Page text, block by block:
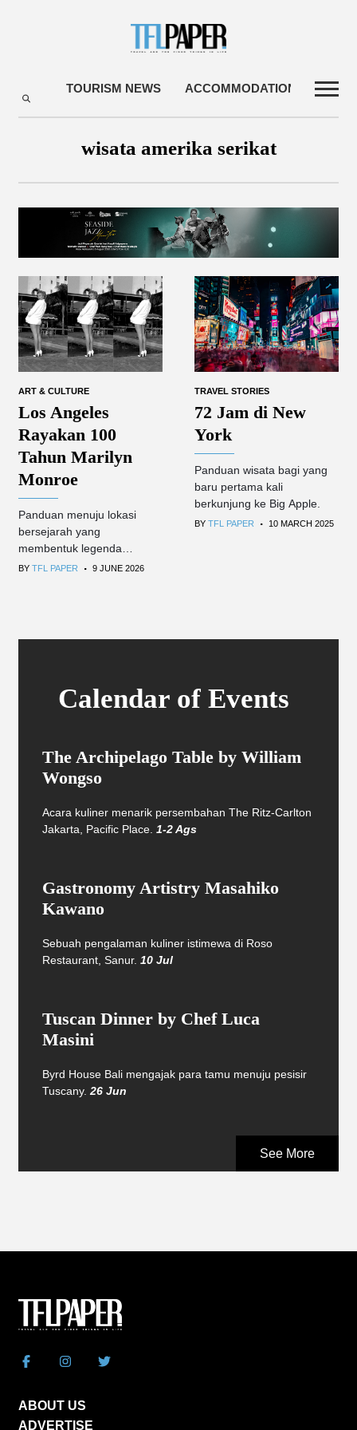
TOURISM NEWS ACCOMMODATIONS
wisata amerika serikat
ART & CULTURE
Los Angeles
Rayakan 100
Tahun Marilyn
Monroe
Panduan menuju lokasi
bersejarah yang
membentuk legenda
Hollywood paling ikonik.
BY TFL PAPER . 9 JUNE 2026
TRAVEL STORIES
72 Jam di New
York
Panduan wisata bagi yang
baru pertama kali
berkunjung ke Big Apple.
BY TFL PAPER . 10 MARCH 2025
Calendar of Events
The Archipelago Table by William
Wongso
Acara kuliner menarik persembahan The Ritz-Carlton
Jakarta, Pacific Place. 1-2 Ags
Gastronomy Artistry Masahiko
Kawano
Sebuah pengalaman kuliner istimewa di Roso
Restaurant, Sanur. 10 Jul
Tuscan Dinner by Chef Luca
Masini
Byrd House Bali mengajak para tamu menuju pesisir
Tuscany.26 Jun
See More
ABOUT US
ADVERTISE